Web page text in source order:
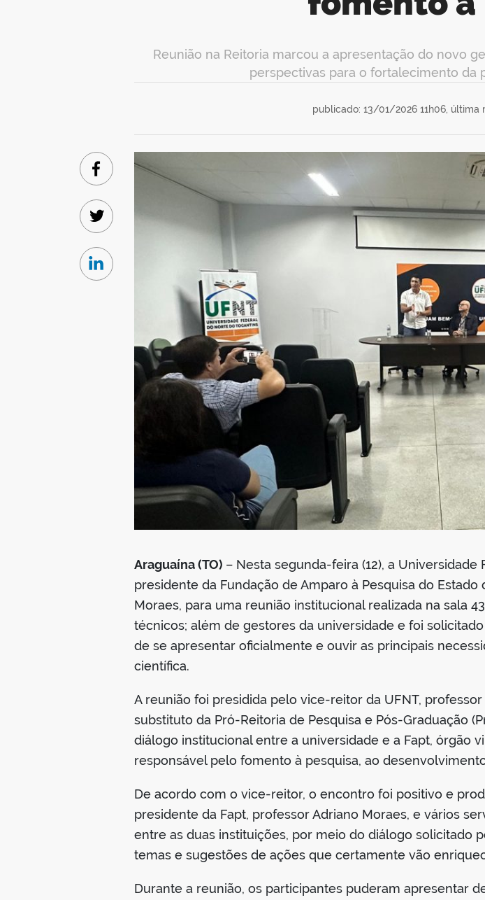
Reunião na Reitoria marcou a apresentação do novo
perspectivas para o fortalecimento da
publicado: 13/01/2026 11h06, última
Araguaína (TO) – Nesta segunda-feira (12), a
presidente da Fundação de Amparo à Pesquisa do
Moraes, para uma reunião institucional realizada na sala
técnicos; além de gestores da universidade e foi
de se apresentar oficialmente e ouvir as principais
científica.
A reunião foi presidida pelo vice-reitor da UFNT,
substituto da Pró-Reitoria de Pesquisa e Pós-Graduação
diálogo institucional entre a universidade e a Fapt, órgão
responsável pelo fomento à pesquisa, ao
De acordo com o vice-reitor, o encontro foi positivo e
presidente da Fapt, professor Adriano Moraes, e vários
entre as duas instituições, por meio do diálogo solicitado
temas e sugestões de ações que certamente vão
Durante a reunião, os participantes puderam apresentar
Facebook
Twitter
Linkedin